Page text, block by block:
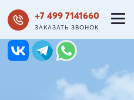
+7 499 7141660
ЗАКАЗАТЬ ЗВОНОК